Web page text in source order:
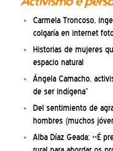
Carmela Troncoso,
colgaría en internet
Historias de mujeres
espacio natural
Ángela Camacho,
de ser indígena”
Del sentimiento de
hombres (muchos
Alba Díaz Geada: «É